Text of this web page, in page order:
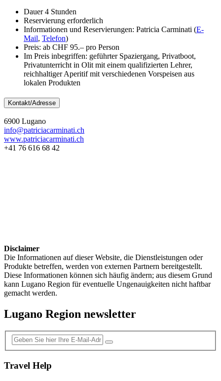
Dauer 4 Stunden
Reservierung erforderlich
Informationen und Reservierungen: Patricia Carminati (E-
Mail, Telefon)
Preis: ab CHF 95.– pro Person
Im Preis inbegriffen: geführter Spaziergang, Privatboot,
Privatunterricht in Olit mit einem qualifizierten Lehrer,
reichhaltiger Aperitif mit verschiedenen Vorspeisen aus
lokalen Produkten
Kontakt/Adresse
6900 Lugano
info@patriciacarminati.ch
www.patriciacarminati.ch
+41 76 616 68 42
Disclaimer
Die Informationen auf dieser Website, die Dienstleistungen oder
Produkte betreffen, werden von externen Partnern bereitgestellt.
Diese Informationen können sich häufig ändern; aus diesem Grund
kann Lugano Region für eventuelle Ungenauigkeiten nicht haftbar
gemacht werden.
Lugano Region newsletter
Travel Help